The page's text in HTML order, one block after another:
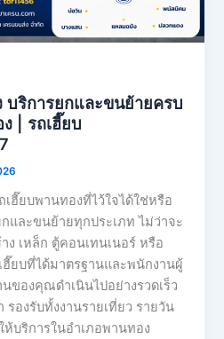
บริการยกและขนย้ายครบ
| รถเฮี๊ยบ
เฮี๊ยบพานทองที่ไว้ใจได้ใช่หรือ
และขนย้ายทุกประเภท ไม่ว่าจะ
ง เหล็ก ตู้คอนเทนเนอร์ หรือ
ยบที่ได้มาตรฐานและพนักงานผู้
ของคุณดำเนินไปอย่างรวดเร็ว
รองรับทั้งงานรายเที่ยว รายวัน
บริการในอำเภอพานทอง